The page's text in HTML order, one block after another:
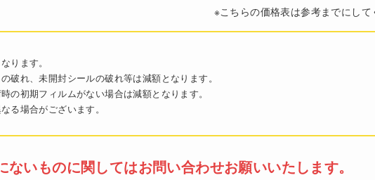
※こちらの価格表は参考までにして
ります。
破れ、未開封シールの破れ等は減額となります。
の初期フィルムがない場合は減額となります。
る場合がございます。
ないものに関してはお問い合わせお願いいたします。